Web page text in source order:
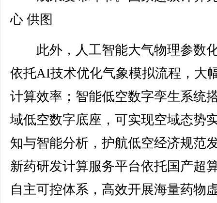
心 供图
此外，人工智能大气物理参数
依托AI技术优化气象模拟流程，大
计算效率；智能低空数字孪生系统
域低空数字底座，可实现空域态势
知与智能分析，护航低空经济规范
新药研发计算服务平台依托国产超
自主可控体系，高效开展海量药物